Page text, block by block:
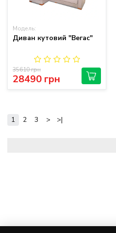
Модель:
Диван кутовий "Вегас"
28490 грн
35610 грн
1 2 3 > >|